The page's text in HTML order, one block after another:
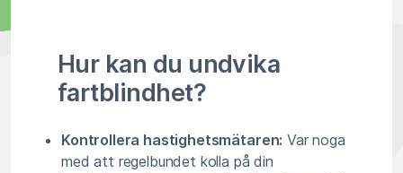
Hur kan du undvika
fartblindhet?
Kontrollera hastighetsmätaren: Var noga
med att regelbundet kolla på din